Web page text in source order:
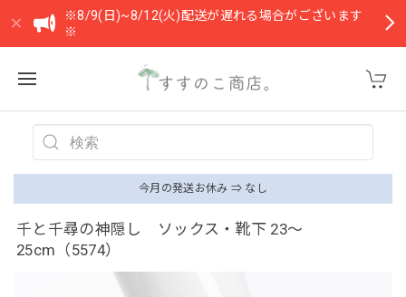
※8/9(日)~8/12(火)配送が遅れる場合がございます
※
今月の発送お休み ⇒ なし
千と千尋の神隠し ソックス・靴下 23〜
25cm（5574）